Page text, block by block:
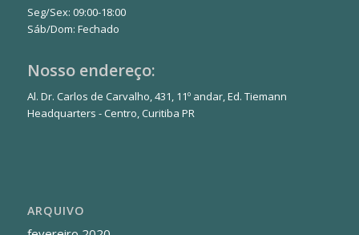
Seg/Sex: 09:00-18:00
Sáb/Dom: Fechado
Nosso endereço:
Al. Dr. Carlos de Carvalho, 431, 11º andar, Ed. Tiemann
Headquarters - Centro, Curitiba PR
ARQUIVO